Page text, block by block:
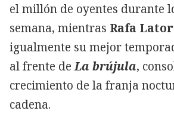
el millón de oyentes durante
semana, mientras Rafa
igualmente su mejor
al frente deLa brújula,
crecimiento de la franja
cadena.